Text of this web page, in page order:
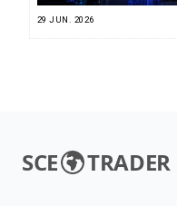
29 JUN. 2026
SCE TRADER